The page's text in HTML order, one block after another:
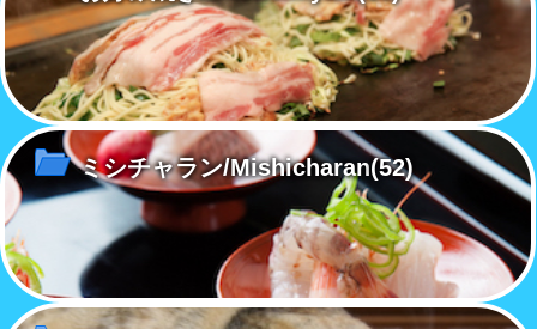
ミシチャラン/Mishicharan(52)